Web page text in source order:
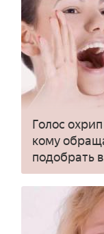
Голос
кому
подобрать